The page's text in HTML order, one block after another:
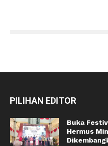
PILIHAN EDITOR
Buka
Hermus